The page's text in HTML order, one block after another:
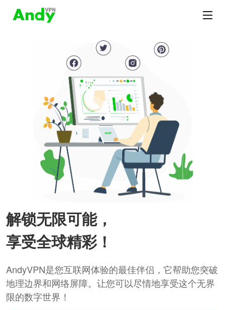
解锁无限可能，
享受全球精彩！
AndyVPN是您互联网体验的最佳伴侣，它帮助您突破
地理边界和网络屏障。让您可以尽情地享受这个无界
限的数字世界！